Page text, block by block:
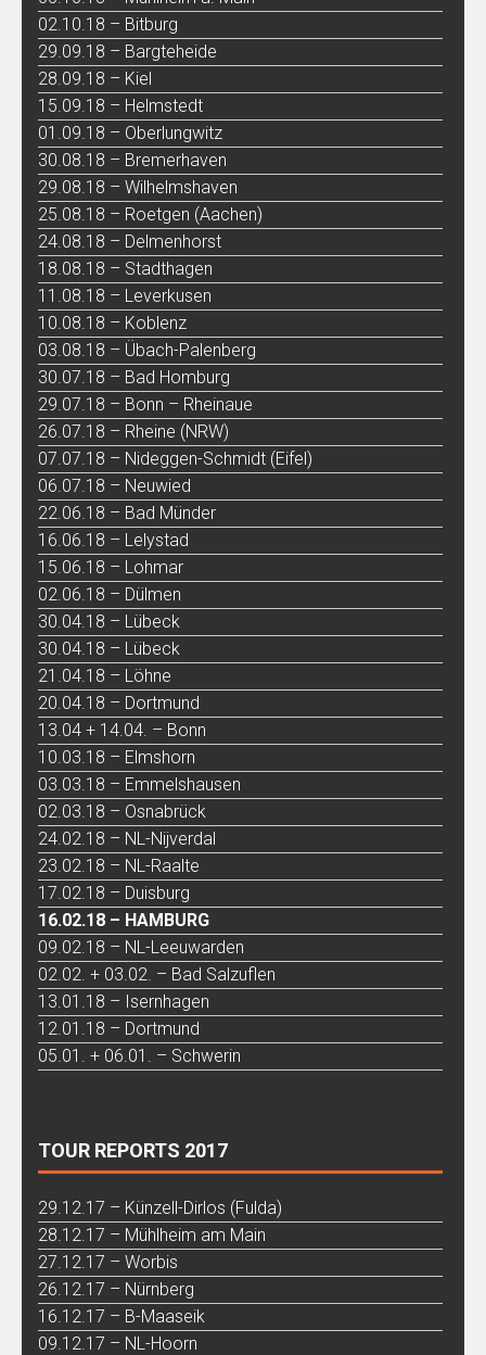
02.10.18 – Bitburg
29.09.18 – Bargteheide
28.09.18 – Kiel
15.09.18 – Helmstedt
01.09.18 – Oberlungwitz
30.08.18 – Bremerhaven
29.08.18 – Wilhelmshaven
25.08.18 – Roetgen (Aachen)
24.08.18 – Delmenhorst
18.08.18 – Stadthagen
11.08.18 – Leverkusen
10.08.18 – Koblenz
03.08.18 – Übach-Palenberg
30.07.18 – Bad Homburg
29.07.18 – Bonn – Rheinaue
26.07.18 – Rheine (NRW)
07.07.18 – Nideggen-Schmidt (Eifel)
06.07.18 – Neuwied
22.06.18 – Bad Münder
16.06.18 – Lelystad
15.06.18 – Lohmar
02.06.18 – Dülmen
30.04.18 – Lübeck
30.04.18 – Lübeck
21.04.18 – Löhne
20.04.18 – Dortmund
13.04 + 14.04. – Bonn
10.03.18 – Elmshorn
03.03.18 – Emmelshausen
02.03.18 – Osnabrück
24.02.18 – NL-Nijverdal
23.02.18 – NL-Raalte
17.02.18 – Duisburg
16.02.18 – HAMBURG
09.02.18 – NL-Leeuwarden
02.02. + 03.02. – Bad Salzuflen
13.01.18 – Isernhagen
12.01.18 – Dortmund
05.01. + 06.01. – Schwerin
TOUR REPORTS 2017
29.12.17 – Künzell-Dirlos (Fulda)
28.12.17 – Mühlheim am Main
27.12.17 – Worbis
26.12.17 – Nürnberg
16.12.17 – B-Maaseik
09.12.17 – NL-Hoorn